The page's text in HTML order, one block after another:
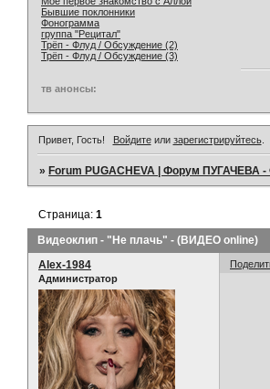
Бывшие поклонники
Фонограмма
группа "Рецитал"
Трёп - Флуд / Обсуждение (2)
Трёп - Флуд / Обсуждение (3)
тв анонсы:
Привет, Гость! Войдитеили зарегистрируйтесь.
»Forum PUGACHEVA | Форум ПУГАЧЕВА
Видеоклип - "Не плачь" - (ВИДЕО online)
Страница:1
Alex-1984
Администратор